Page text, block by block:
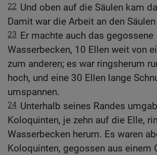
22 Und oben auf die Säulen kam
Damit war die Arbeit an den
23 Er machte auch das gegossene
Wasserbecken, 10 Ellen weit von
zum anderen; es war ringsherum
hoch, und eine 30 Ellen lange
umspannen.
24 Unterhalb seines Randes
Koloquinten, je zehn auf die Elle,
Wasserbecken herum. Es waren
Koloquinten, gegossen aus einem